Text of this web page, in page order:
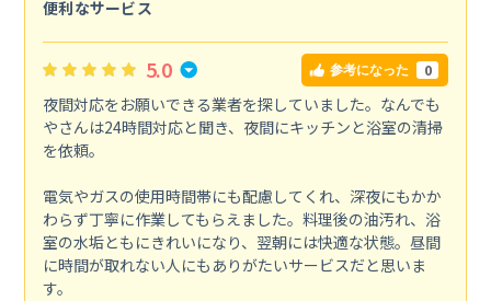
便利なサービス
5.0 参考になった 0
夜間対応をお願いできる業者を探していました。なんでも
やさんは24時間対応と聞き、夜間にキッチンと浴室の清掃
を依頼。
電気やガスの使用時間帯にも配慮してくれ、深夜にもかか
わらず丁寧に作業してもらえました。料理後の油汚れ、浴
室の水垢ともにきれいになり、翌朝には快適な状態。昼間
に時間が取れない人にもありがたいサービスだと思いま
す。